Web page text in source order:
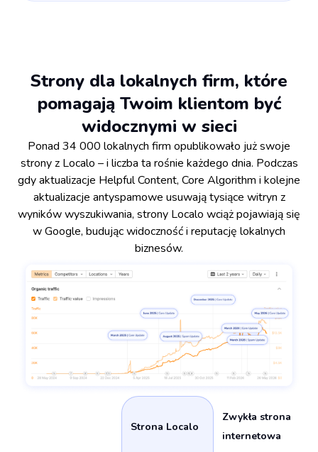
Strony dla lokalnych firm, które
pomagają Twoim klientom być
widocznymi w sieci
Ponad 34 000 lokalnych firm opublikowało już swoje
strony z Localo – i liczba ta rośnie każdego dnia. Podczas
gdy aktualizacje Helpful Content, Core Algorithm i kolejne
aktualizacje antyspamowe usuwają tysiące witryn z
wyników wyszukiwania, strony Localo wciąż pojawiają się
w Google, budując widoczność i reputację lokalnych
biznesów.
Strona Localo
Zwykła strona
internetowa